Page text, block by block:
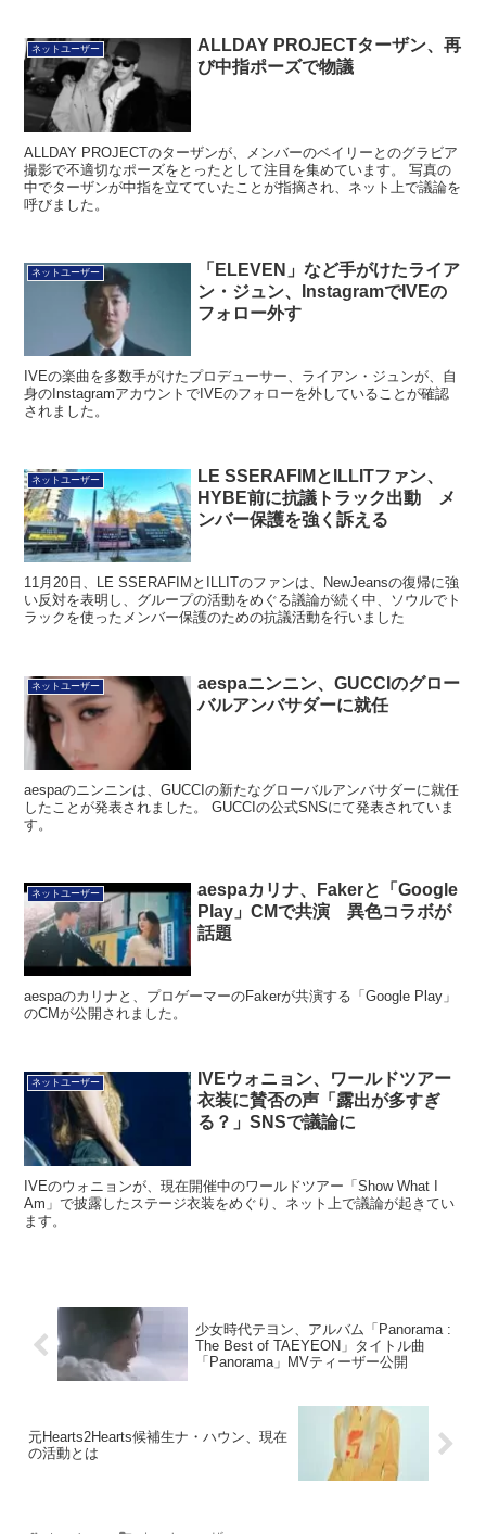
ネットユーザー
ALLDAY PROJECTターザン、再
び中指ポーズで物議
ALLDAY PROJECTのターザンが、メンバーのベイリーとのグラビア
撮影で不適切なポーズをとったとして注目を集めています。 写真の
中でターザンが中指を立てていたことが指摘され、ネット上で議論を
呼びました。
ネットユーザー
「ELEVEN」など手がけたライア
ン・ジュン、InstagramでIVEの
フォロー外す
IVEの楽曲を多数手がけたプロデューサー、ライアン・ジュンが、自
身のInstagramアカウントでIVEのフォローを外していることが確認
されました。
ネットユーザー
LE SSERAFIMとILLITファン、
HYBE前に抗議トラック出動 メ
ンバー保護を強く訴える
11月20日、LE SSERAFIMとILLITのファンは、NewJeansの復帰に強
い反対を表明し、グループの活動をめぐる議論が続く中、ソウルでト
ラックを使ったメンバー保護のための抗議活動を行いました
ネットユーザー
aespaニンニン、GUCCIのグロー
バルアンバサダーに就任
aespaのニンニンは、GUCCIの新たなグローバルアンバサダーに就任
したことが発表されました。 GUCCIの公式SNSにて発表されていま
す。
ネットユーザー
aespaカリナ、Fakerと「Google
Play」CMで共演 異色コラボが
話題
aespaのカリナと、プロゲーマーのFakerが共演する「Google Play」
のCMが公開されました。
ネットユーザー
IVEウォニョン、ワールドツアー
衣装に賛否の声「露出が多すぎ
る？」SNSで議論に
IVEのウォニョンが、現在開催中のワールドツアー「Show What I
Am」で披露したステージ衣装をめぐり、ネット上で議論が起きてい
ます。
少女時代テヨン、アルバム「Panorama :
The Best of TAEYEON」タイトル曲
「Panorama」MVティーザー公開
元Hearts2Hearts候補生ナ・ハウン、現在
の活動とは